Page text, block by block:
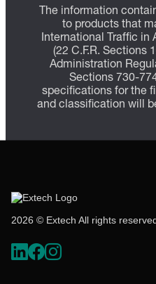
The information
to products that
International Traffic in
(22 C.F.R. Sections
Administration
Sections 730-
specifications for the
and classification will
2026 © Extech All rights